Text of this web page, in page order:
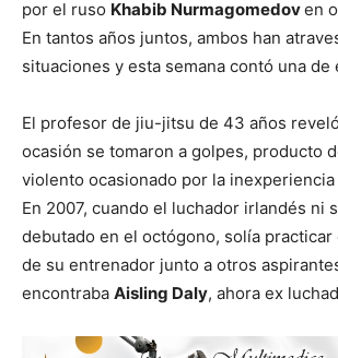
por el ruso Khabib Nurmagomedoven
En tantos años juntos, ambos han
situaciones y esta semana contó una de
El profesor de jiu-jitsu de 43 años
ocasión se tomaron a golpes, producto
violento ocasionado por la inexperiencia
En 2007, cuando el luchador irlandés ni
debutado en el octógono, solía practicar
de su entrenador junto a otros
encontraba Aisling Daly, ahora ex